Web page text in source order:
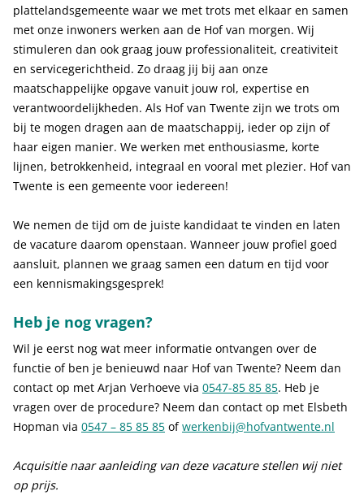
plattelandsgemeente waar we met trots met elkaar en samen
met onze inwoners werken aan de Hof van morgen. Wij
stimuleren dan ook graag jouw professionaliteit, creativiteit
en servicegerichtheid. Zo draag jij bij aan onze
maatschappelijke opgave vanuit jouw rol, expertise en
verantwoordelijkheden. Als Hof van Twente zijn we trots om
bij te mogen dragen aan de maatschappij, ieder op zijn of
haar eigen manier. We werken met enthousiasme, korte
lijnen, betrokkenheid, integraal en vooral met plezier. Hof van
Twente is een gemeente voor iedereen!
We nemen de tijd om de juiste kandidaat te vinden en laten
de vacature daarom openstaan. Wanneer jouw profiel goed
aansluit, plannen we graag samen een datum en tijd voor
een kennismakingsgesprek!
Heb je nog vragen?
Wil je eerst nog wat meer informatie ontvangen over de
functie of ben je benieuwd naar Hof van Twente? Neem dan
contact op met Arjan Verhoeve via 0547-85 85 85. Heb je
vragen over de procedure? Neem dan contact op met Elsbeth
Hopman via 0547 – 85 85 85 ofwerkenbij@hofvantwente.nl
Acquisitie naar aanleiding van deze vacature stellen wij niet
op prijs.